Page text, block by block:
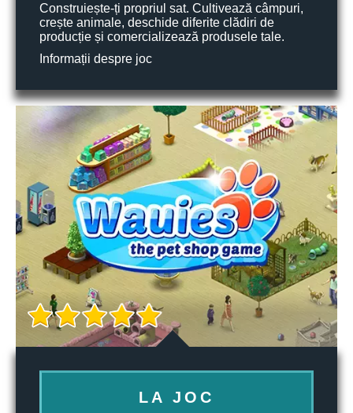
Construiește-ți propriul sat. Cultivează câmpuri,
crește animale, deschide diferite clădiri de
producție și comercializează produsele tale.
Informații despre joc
LA JOC